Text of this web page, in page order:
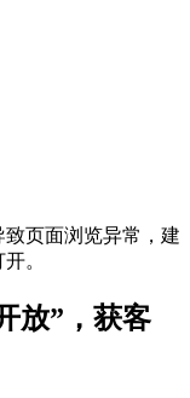
页面浏览异常，建
。
放”，获客